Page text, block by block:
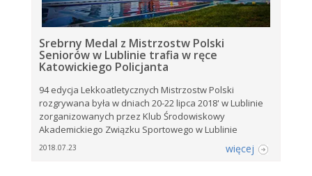
Srebrny Medal z Mistrzostw Polski
Seniorów w Lublinie trafia w ręce
Katowickiego Policjanta
94 edycja Lekkoatletycznych Mistrzostw Polski
rozgrywana była w dniach 20-22 lipca 2018' w Lublinie
zorganizowanych przez Klub Środowiskowy
Akademickiego Związku Sportowego w Lublinie
2018.07.23 więcej